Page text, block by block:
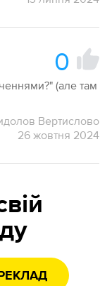
0
(але там
Вертислово
26 жовтня 2024